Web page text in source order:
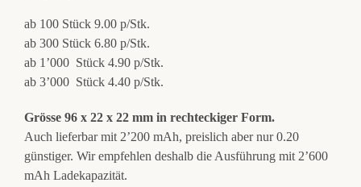
ab 100 Stück 9.00 p/Stk.
ab 300 Stück 6.80 p/Stk.
ab 1’000 Stück 4.90 p/Stk.
ab 3’000 Stück 4.40 p/Stk.
Grösse 96 x 22 x 22 mm in rechteckiger Form.
Auch lieferbar mit 2’200 mAh, preislich aber nur 0.20
günstiger. Wir empfehlen deshalb die Ausführung mit 2’600
mAh Ladekapazität.